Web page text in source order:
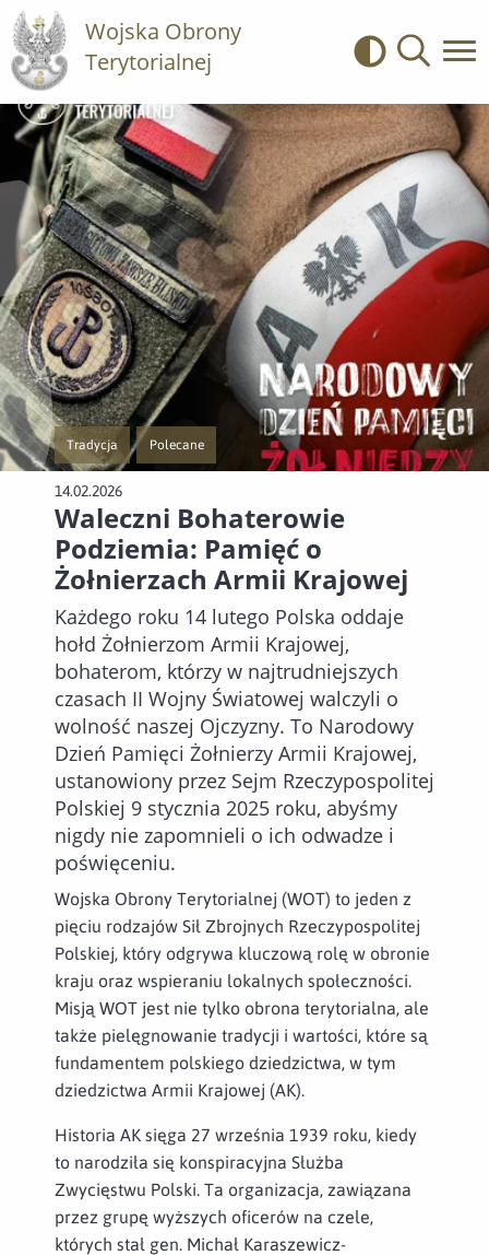
Wojska Obrony
Terytorialnej
Kontrast
Tradycja
Przejście do nowej strony z listą publikacji o kategorii Tradycja
Polecane
Przejście do nowej strony z listą publikacji o kategorii
14.02.2026
Waleczni Bohaterowie
Podziemia: Pamięć o
Żołnierzach Armii Krajowej
Każdego roku 14 lutego Polska oddaje
hołd Żołnierzom Armii Krajowej,
bohaterom, którzy w najtrudniejszych
czasach II Wojny Światowej walczyli o
wolność naszej Ojczyzny. To Narodowy
Dzień Pamięci Żołnierzy Armii Krajowej,
ustanowiony przez Sejm Rzeczypospolitej
Polskiej 9 stycznia 2025 roku, abyśmy
nigdy nie zapomnieli o ich odwadze i
poświęceniu.
Wojska Obrony Terytorialnej (WOT) to jeden z
pięciu rodzajów Sił Zbrojnych Rzeczypospolitej
Polskiej, który odgrywa kluczową rolę w obronie
kraju oraz wspieraniu lokalnych społeczności.
Misją WOT jest nie tylko obrona terytorialna, ale
także pielęgnowanie tradycji i wartości, które są
fundamentem polskiego dziedzictwa, w tym
dziedzictwa Armii Krajowej (AK).
Historia AK sięga 27 września 1939 roku, kiedy
to narodziła się konspiracyjna Służba
Zwycięstwu Polski. Ta organizacja, zawiązana
przez grupę wyższych oficerów na czele,
których stał gen. Michał Karaszewicz-